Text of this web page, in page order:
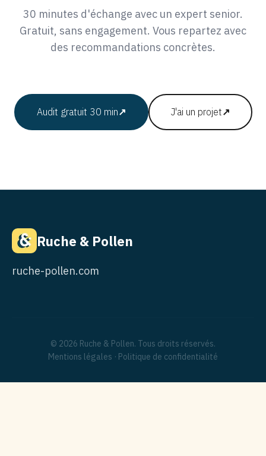
30 minutes d'échange avec un expert senior.
Gratuit, sans engagement. Vous repartez avec
des recommandations concrètes.
Audit gratuit 30 min↗ J'ai un projet↗
Ruche & Pollen
ruche-pollen.com
© 2026 Ruche & Pollen. Tous droits réservés.
Mentions légales · Politique de confidentialité